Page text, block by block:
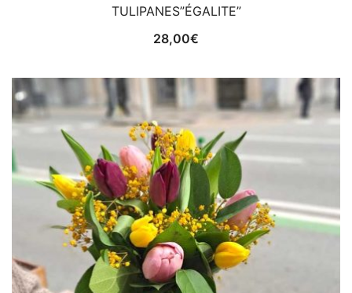
TULIPANES”ÉGALITE”
28,00€